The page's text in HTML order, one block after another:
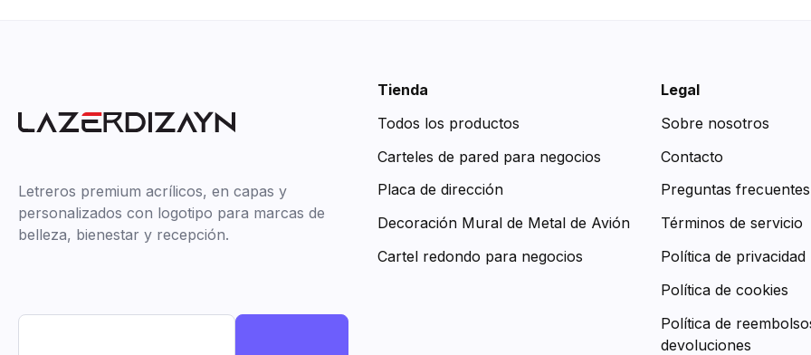
Letreros premium acrílicos, en capas y
personalizados con logotipo para marcas de
belleza, bienestar y recepción.
Tienda
Todos los productos
Carteles de pared para negocios
Placa de dirección
Decoración Mural de Metal de Avión
Cartel redondo para negocios
Legal
Sobre nosotros
Contacto
Preguntas frecuentes
Términos de servicio
Política de privacidad
Política de cookies
Política de
devoluciones